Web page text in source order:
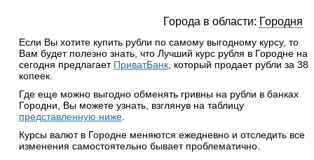
Города в области: Городня
Если Вы хотите купить рубли по самому выгодному курсу, то
Вам будет полезно знать, что Лучший курс рубля в Городне на
сегодня предлагает ПриватБанк, который продает рубли за 38
копеек.
Где еще можно выгодно обменять гривны на рубли в банках
Городни, Вы можете узнать, взглянув на таблицу
представленную ниже.
Курсы валют в Городне меняются ежедневно и отследить все
изменения самостоятельно бывает проблематично.